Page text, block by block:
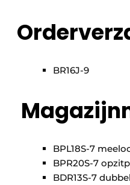
BR16J-9
BPL18S-7
BPR20S-7
BDR13S-7